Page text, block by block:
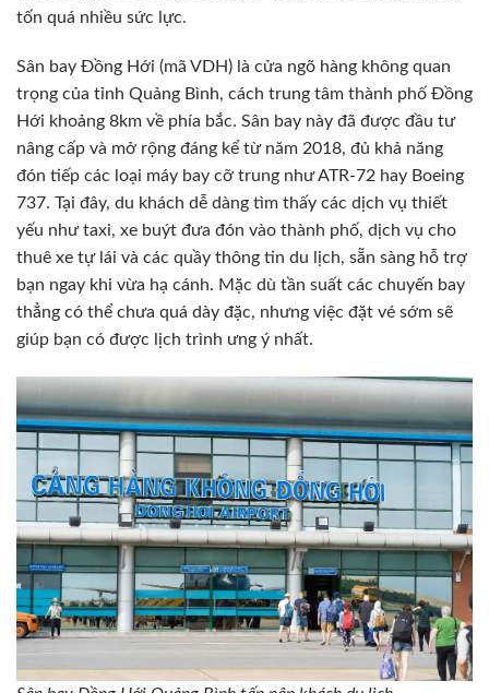
tốn quá nhiều sức lực.
Sân bay Đồng Hới (mã VDH) là cửa ngõ hàng không quan
trọng của tỉnh Quảng Bình, cách trung tâm thành phố Đồng
Hới khoảng 8km về phía bắc. Sân bay này đã được đầu tư
nâng cấp và mở rộng đáng kể từ năm 2018, đủ khả năng
đón tiếp các loại máy bay cỡ trung như ATR-72 hay Boeing
737. Tại đây, du khách dễ dàng tìm thấy các dịch vụ thiết
yếu như taxi, xe buýt đưa đón vào thành phố, dịch vụ cho
thuê xe tự lái và các quầy thông tin du lịch, sẵn sàng hỗ trợ
bạn ngay khi vừa hạ cánh. Mặc dù tần suất các chuyến bay
thẳng có thể chưa quá dày đặc, nhưng việc đặt vé sớm sẽ
giúp bạn có được lịch trình ưng ý nhất.